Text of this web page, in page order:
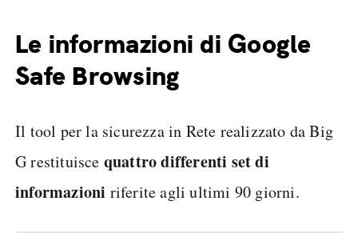
Le informazioni di Google
Safe Browsing
Il tool per la sicurezza in Rete realizzato da Big
G restituisce quattro differenti set di
informazioni riferite agli ultimi 90 giorni.